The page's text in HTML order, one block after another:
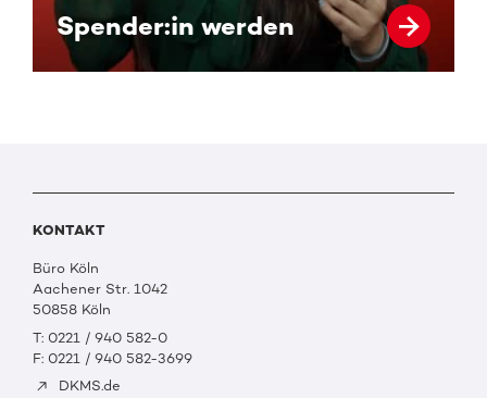
Spender:in werden
KONTAKT
Büro Köln
Aachener Str. 1042
50858 Köln
T: 0221 / 940 582-0
F: 0221 / 940 582-3699
DKMS.de